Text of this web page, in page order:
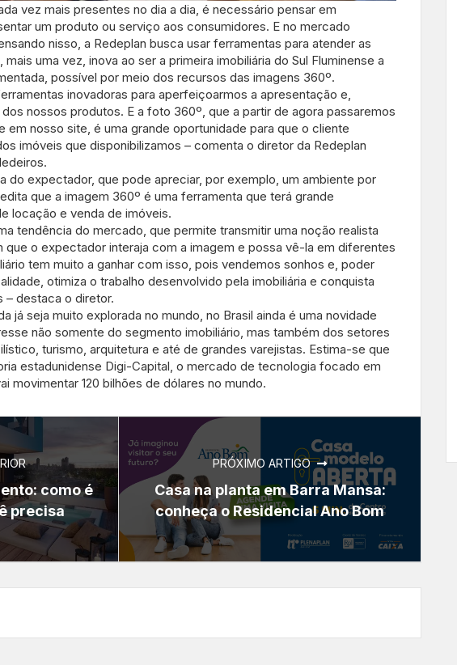
vez mais presentes no dia a dia, é necessário pensar em
um produto ou serviço aos consumidores. E no mercado
nisso, a Redeplan busca usar ferramentas para atender as
uma vez, inova ao ser a primeira imobiliária do Sul Fluminense a
possível por meio dos recursos das imagens 360º.
inovadoras para aperfeiçoarmos a apresentação e,
nossos produtos. E a foto 360º, que a partir de agora passaremos
em nosso site, é uma grande oportunidade para que o cliente
imóveis que disponibilizamos – comenta o diretor da Redeplan
do expectador, que pode apreciar, por exemplo, um ambiente por
que a imagem 360º é uma ferramenta que terá grande
locação e venda de imóveis.
tendência do mercado, que permite transmitir uma noção realista
o expectador interaja com a imagem e possa vê-la em diferentes
tem muito a ganhar com isso, pois vendemos sonhos e, poder
otimiza o trabalho desenvolvido pela imobiliária e conquista
– destaca o diretor.
já seja muito explorada no mundo, no Brasil ainda é uma novidade
não somente do segmento imobiliário, mas também dos setores
turismo, arquitetura e até de grandes varejistas. Estima-se que
estadunidense Digi-Capital, o mercado de tecnologia focado em
movimentar 120 bilhões de dólares no mundo.
como é
precisa
PRÓXIMO ARTIGO
Casa na planta em Barra Mansa:
conheça o Residencial Ano Bom